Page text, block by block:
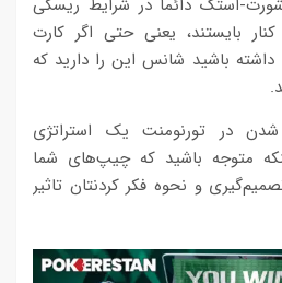
استک دائما در شرایط ریسکی
بایستند، یعنی حتی اگر کارت
باشید شانس این را دارید که
در تورنومنت یک استراتژی
متوجه باشید که چیپ‌های شما
و نحوه فکر کردنتان تاثیر